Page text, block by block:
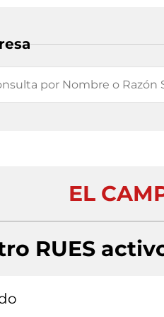
EL
RUES